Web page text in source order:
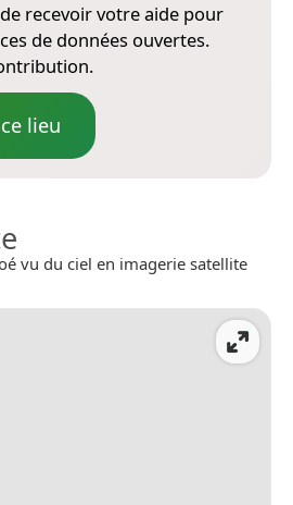
recevoir votre aide pour
de données ouvertes.
lieu
vu du ciel en imagerie satellite